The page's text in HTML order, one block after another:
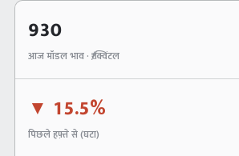
930
आज मॉडल भाव · ₹/क्विंटल
▼ 15.5%
पिछले हफ़्ते से (घटा)